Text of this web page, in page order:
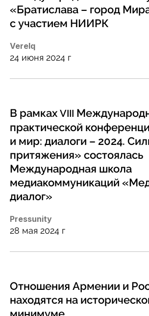
«Братислава – город
с участием НИИРК
Verelq
24 июня 2024 г
В рамках VIII
практической
и мир: диалоги – 2024.
притяжения» состоялась
Международная школа
медиакоммуникаций
диалог»
Pressunity
28 мая 2024 г
Отношения Армении и
находятся на